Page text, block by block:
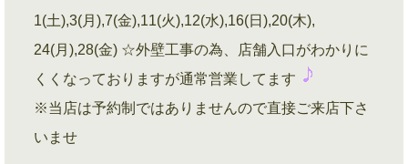
1(土),3(月),7(金),11(火),12(水),16(日),20(木),
24(月),28(金) ☆外壁工事の為、店舗入口がわかりに
くくなっておりますが通常営業してます
※当店は予約制ではありませんので直接ご来店下さ
いませ